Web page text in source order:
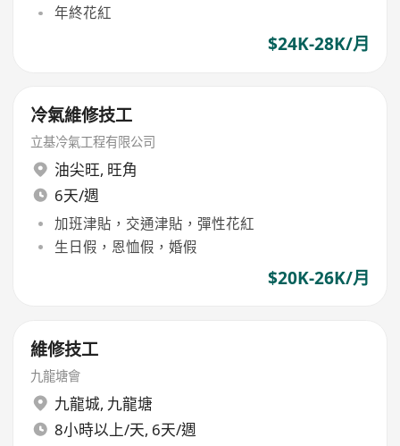
年終花紅
$24K-28K/月
冷氣維修技工
立基冷氣工程有限公司
油尖旺, 旺角
6天/週
加班津貼，交通津貼，彈性花紅
生日假，恩恤假，婚假
$20K-26K/月
維修技工
九龍塘會
九龍城, 九龍塘
8小時以上/天, 6天/週